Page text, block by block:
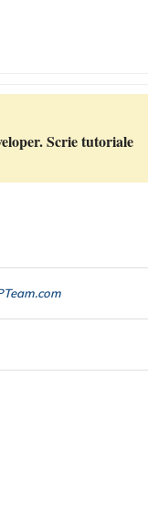
Scrie tutoriale